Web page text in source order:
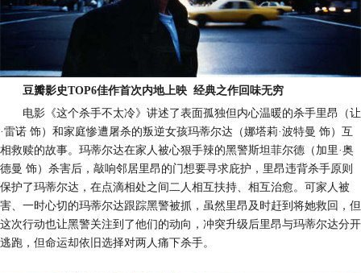
豆瓣影史TOP6佳作首次内地上映 经典之作回味无穷
电影《这个杀手不太冷》讲述了表面孤独但内心温暖的杀手里昂（让
·雷诺 饰）和家庭惨遭屠杀的叛逆女孩玛蒂尔达（娜塔莉·波特曼 饰）互
相救赎的故事。玛蒂尔达在家人被心狠手辣的黑警斯坦菲尔德（加里·奥
德曼 饰）杀害后，敲响邻居里昂的门想要寻求庇护，里昂违背杀手原则
保护了玛蒂尔达，在点滴相处之间二人相互扶持、相互治愈。可家人被
害、一时心切的玛蒂尔达跟踪黑警被抓，虽然里昂及时赶到将她救回，但
这次行动也让黑警关注到了他们的动向，冲突升级后里昂与玛蒂尔达分开
逃跑，但命运却依旧选择对两人痛下杀手。